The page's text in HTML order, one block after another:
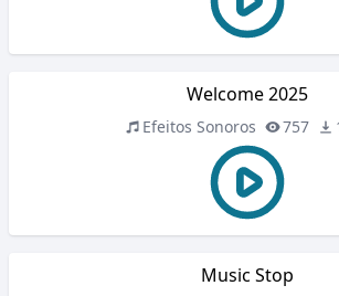
Welcome 2025
Efeitos Sonoros 757
Music Stop